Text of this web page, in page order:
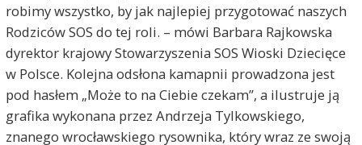
robimy wszystko, by jak najlepiej przygotować naszych
Rodziców SOS do tej roli. – mówi Barbara Rajkowska
dyrektor krajowy Stowarzyszenia SOS Wioski Dziecięce
w Polsce. Kolejna odsłona kamapnii prowadzona jest
pod hasłem „Może to na Ciebie czekam”, a ilustruje ją
grafika wykonana przez Andrzeja Tylkowskiego,
znanego wrocławskiego rysownika, który wraz ze swoją